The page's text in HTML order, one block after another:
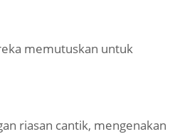
memutuskan untuk
riasan cantik, mengenakan